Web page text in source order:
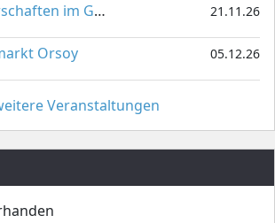
im Gardetanz 21.11.26
Orsoy 05.12.26
Veranstaltungen